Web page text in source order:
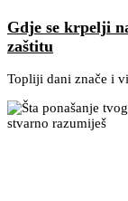
Gdje se krpelji
zaštitu
Topliji dani znače i